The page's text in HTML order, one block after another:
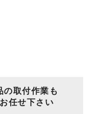
の取付作業も
任せ下さい